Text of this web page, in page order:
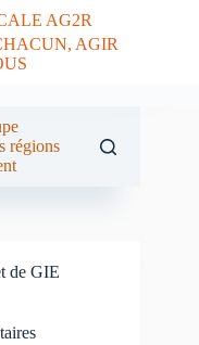
AG2R
AGIR
régions
de GIE